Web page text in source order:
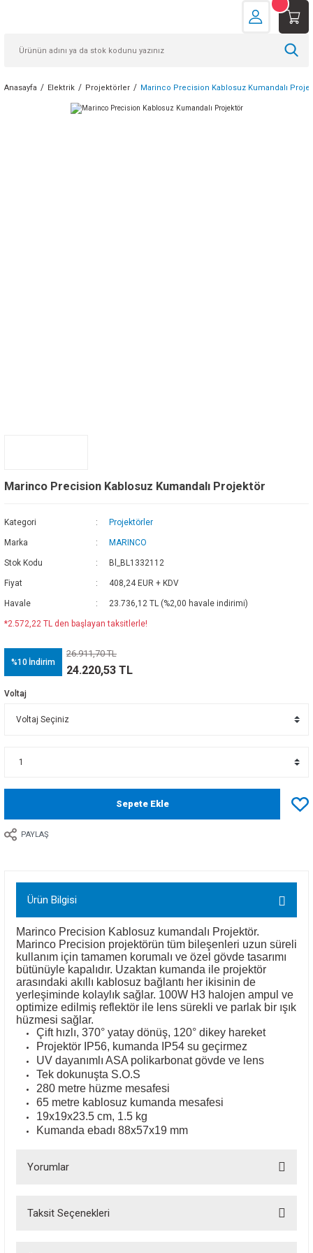
Anasayfa Elektrik Projektörler Marinco Precision Kablosuz Kumandalı
Marinco Precision Kablosuz Kumandalı Projektör
Kategori Projektörler
Marka MARINCO
Stok Kodu Bl_BL1332112
Fiyat 408,24 EUR + KDV
Havale 23.736,12 TL (%2,00 havale indirimi)
*2.572,22 TL den başlayan taksitlerle!
%10 İndirim
26.911,70 TL
24.220,53 TL
Voltaj
Sepete Ekle
PAYLAŞ
Ürün Bilgisi
Marinco Precision Kablosuz kumandalı Projektör.
Marinco Precision projektörün tüm bileşenleri uzun süreli
kullanım için tamamen korumalı ve özel gövde tasarımı
bütünüyle kapalıdır. Uzaktan kumanda ile projektör
arasındaki akıllı kablosuz bağlantı her ikisinin de
yerleşiminde kolaylık sağlar. 100W H3 halojen ampul ve
optimize edilmiş reflektör ile lens sürekli ve parlak bir ışık
hüzmesi sağlar.
Çift hızlı, 370° yatay dönüş, 120° dikey hareket
Projektör IP56, kumanda IP54 su geçirmez
UV dayanımlı ASA polikarbonat gövde ve lens
Tek dokunuşta S.O.S
280 metre hüzme mesafesi
65 metre kablosuz kumanda mesafesi
19x19x23.5 cm, 1.5 kg
Kumanda ebadı 88x57x19 mm
Yorumlar
Taksit Seçenekleri